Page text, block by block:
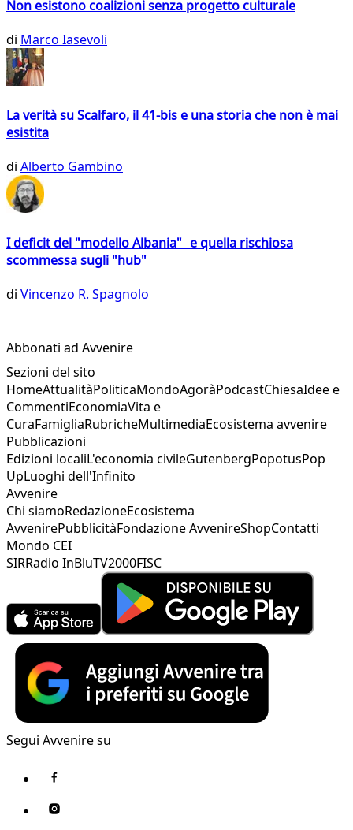
Non esistono coalizioni senza progetto culturale
di Marco Iasevoli
La verità su Scalfaro, il 41-bis e una storia che non è mai
esistita
di Alberto Gambino
I deficit del "modello Albania" e quella rischiosa
scommessa sugli "hub"
di Vincenzo R. Spagnolo
Abbonati ad Avvenire
Sezioni del sito
HomeAttualitàPoliticaMondoAgoràPodcastChiesaIdee e
CommentiEconomiaVita e
CuraFamigliaRubricheMultimediaEcosistema avvenire
Pubblicazioni
Edizioni localiL'economia civileGutenbergPopotusPop
UpLuoghi dell'Infinito
Avvenire
Chi siamoRedazioneEcosistema
AvvenirePubblicitàFondazione AvvenireShopContatti
Mondo CEI
SIRRadio InBluTV2000FISC
Segui Avvenire su